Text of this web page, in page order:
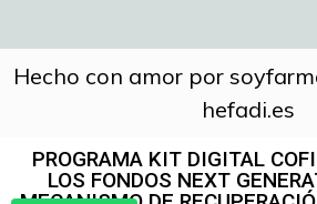
Hecho con amor por
hefadi.es
PROGRAMA KIT DIGITAL
LOS FONDOS NEXT